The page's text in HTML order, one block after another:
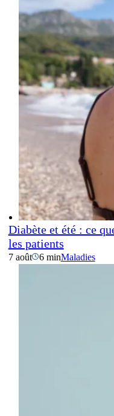
Diabète et été : ce
les patients
7 août 6 minMaladies